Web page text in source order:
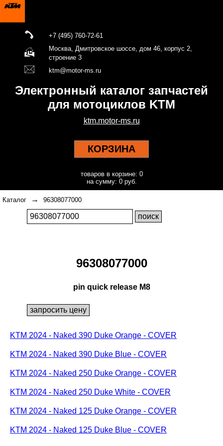
+7 (495) 760-72-61
Москва, Дмитровское шоссе, дом 46, корпус 2,
строение 3
ktm@motor-ms.ru
Электронный каталог запчастей
для мотоциклов KTM
ktm.motor-ms.ru
КОРЗИНА
товаров в корзине: 0
на сумму: 0 руб.
Каталог → 96308077000
96308077000
pin quick release M8
KTM 2024 - Naked 390 Duke Orange - COVER
KTM 2024 - Naked 390 Duke Blue - COVER
KTM 2024 - Naked 250 Duke Orange - COVER
KTM 2024 - Naked 250 Duke White - COVER
KTM 2024 - Naked 125 Duke Orange - COVER
KTM 2024 - Naked 125 Duke Blue - COVER